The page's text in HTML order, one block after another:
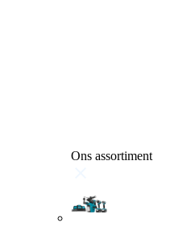
Ons assortiment